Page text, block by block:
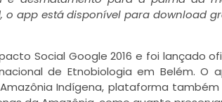
o app está disponível para download
Social Google 2016 e foi lançado
de Etnobiologia em Belém. O
Indígena, plataforma também